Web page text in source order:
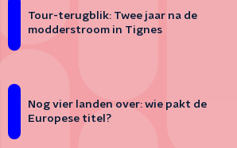
Tour-terugblik: Twee jaar na de
modderstroom in Tignes
Nog vier landen over: wie pakt de
Europese titel?